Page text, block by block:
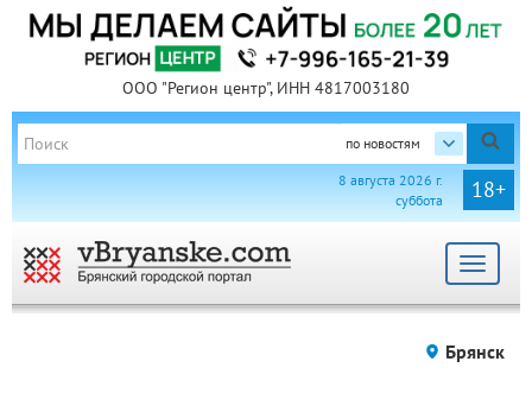
ООО "Регион центр", ИНН 4817003180
по новостям
18+
8 августа 2026 г.
суббота
Toggle
Брянск